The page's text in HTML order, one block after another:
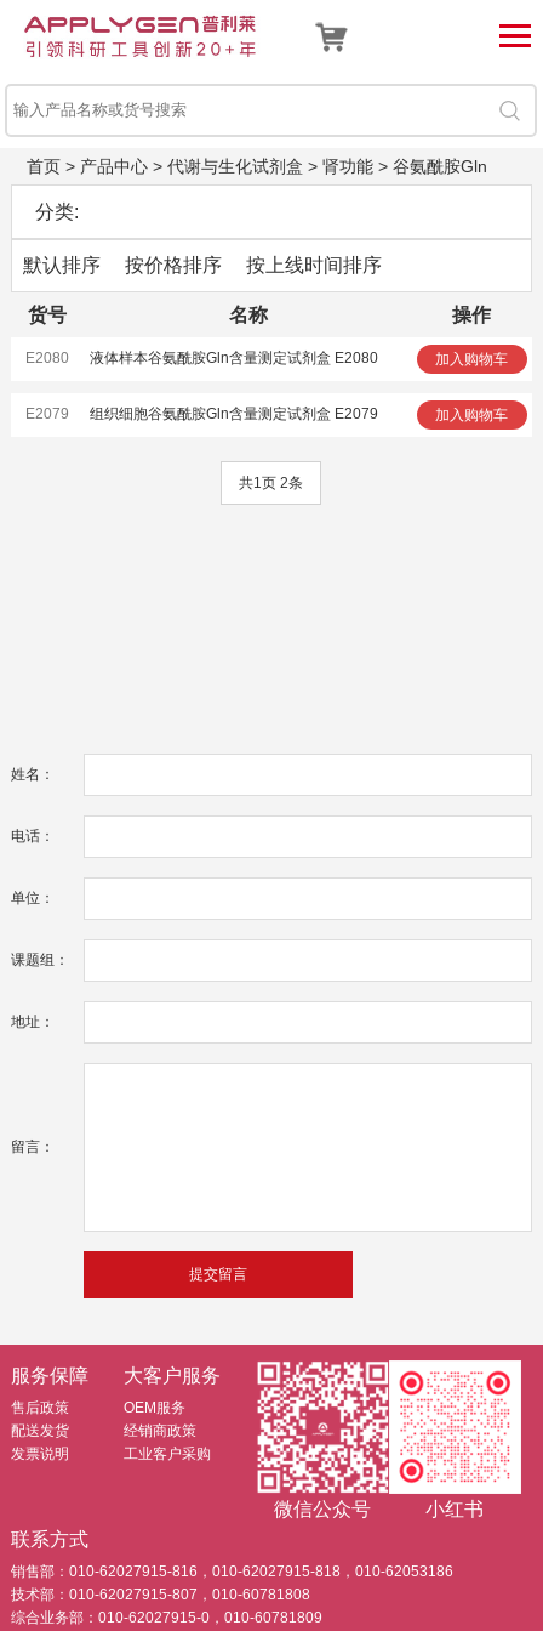
首页> 产品中心> 代谢与生化试剂盒 > 肾功能> 谷氨酰胺Gln
分类:
默认排序 按价格排序 按上线时间排序
货号 名称 操作
E2080 液体样本谷氨酰胺Gln含量测定试剂盒 E2080 加入购物车
E2079 组织细胞谷氨酰胺Gln含量测定试剂盒 E2079 加入购物车
共1页 2条
姓名：
电话：
单位：
课题组：
地址：
留言：
服务保障
售后政策
配送发货
发票说明
大客户服务
OEM服务
经销商政策
工业客户采购
微信公众号
小红书
联系方式
销售部：010-62027915-816，010-62027915-818，010-62053186
技术部：010-62027915-807，010-60781808
综合业务部：010-62027915-0，010-60781809